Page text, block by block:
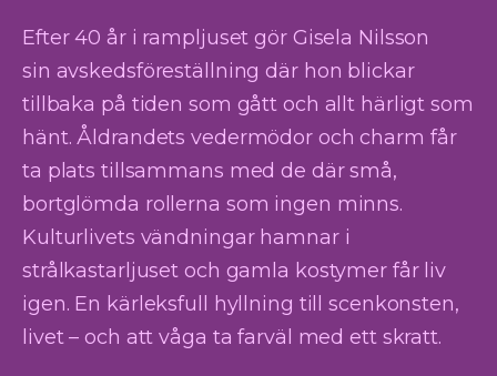
Efter 40 år i rampljuset gör Gisela Nilsson
sin avskedsföreställning där hon blickar
tillbaka på tiden som gått och allt härligt som
hänt. Åldrandets vedermödor och charm får
ta plats tillsammans med de där små,
bortglömda rollerna som ingen minns.
Kulturlivets vändningar hamnar i
strålkastarljuset och gamla kostymer får liv
igen. En kärleksfull hyllning till scenkonsten,
livet – och att våga ta farväl med ett skratt.